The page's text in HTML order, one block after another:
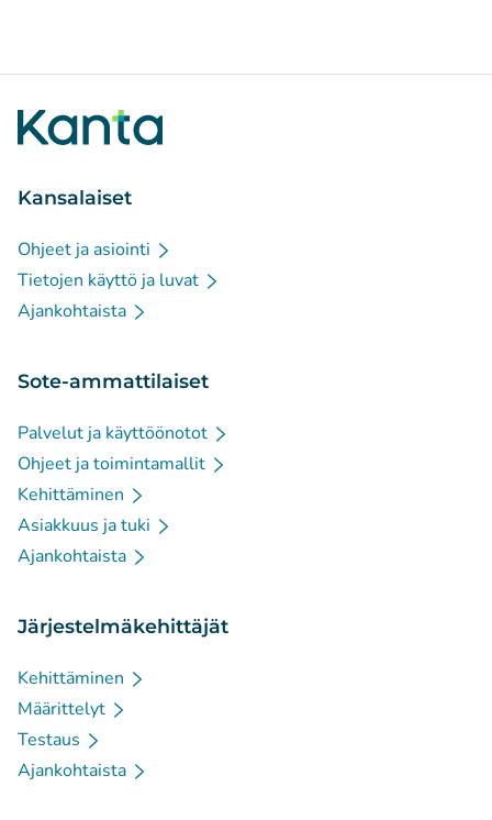
Kansalaiset
Ohjeet ja asiointi
Tietojen käyttö ja luvat
Ajankohtaista
Sote-ammattilaiset
Palvelut ja käyttöönotot
Ohjeet ja toimintamallit
Kehittäminen
Asiakkuus ja tuki
Ajankohtaista
Järjestelmäkehittäjät
Kehittäminen
Määrittelyt
Testaus
Ajankohtaista